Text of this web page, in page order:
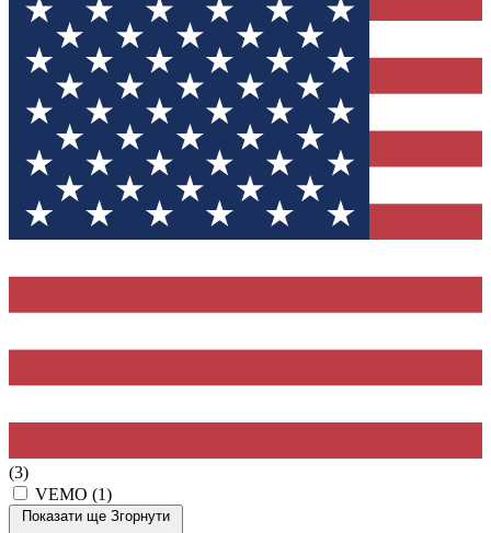
(3)
VEMO (1)
Показати ще Згорнути